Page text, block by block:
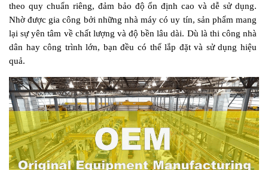
theo quy chuẩn riêng, đảm bảo độ ổn định cao và dễ sử dụng.
Nhờ được gia công bởi những nhà máy có uy tín, sản phẩm mang
lại sự yên tâm về chất lượng và độ bền lâu dài. Dù là thi công nhà
dân hay công trình lớn, bạn đều có thể lắp đặt và sử dụng hiệu
quả.